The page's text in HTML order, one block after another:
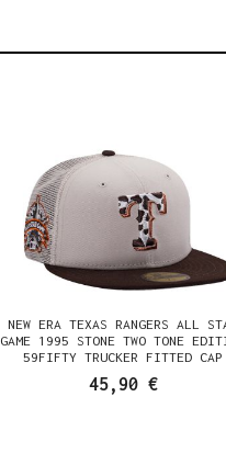
NEW ERA TEXAS RANGERS ALL
GAME 1995 STONE TWO TONE
59FIFTY TRUCKER FITTED CAP
45,90 €